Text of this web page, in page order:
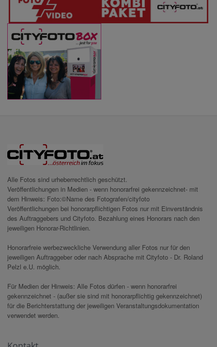
Alle Fotos sind urheberrechtlich geschützt.
Veröffentlichungen in Medien - wenn honorarfrei gekennzeichnet- mit
dem Hinweis: Foto:©Name des Fotografen/cityfoto
Veröffentlichungen bei honorarpflichtigen Fotos nur mit Einverständnis
des Auftraggebers und Cityfoto. Bezahlung eines Honorars nach den
jeweiligen Honorar-Richtlinien.
Honorarfreie werbezweckliche Verwendung aller Fotos nur für den
jeweiligen Auftraggeber oder nach Absprache mit Cityfoto - Dr. Roland
Pelzl e.U. möglich.
Für Medien der Hinweis: Alle Fotos dürfen - wenn honorarfrei
gekennzeichnet - (außer sie sind mit honorarpflichtig gekennzeichnet)
für die Berichterstattung der jeweiligen Veranstaltungsdokumentation
verwendet werden.